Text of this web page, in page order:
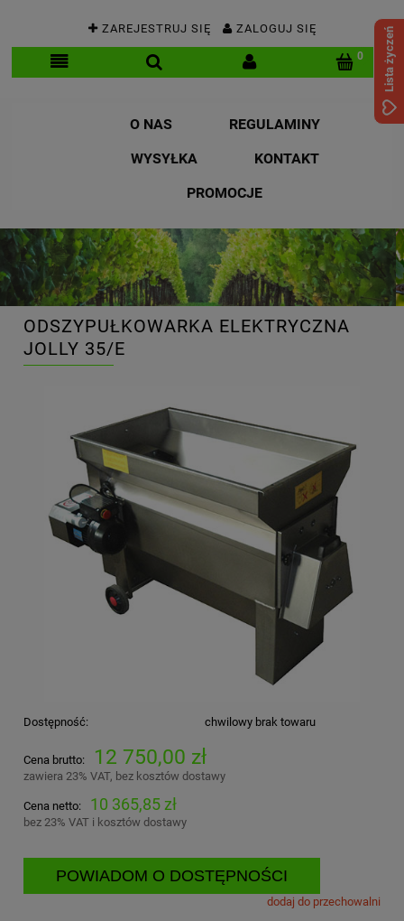
ZAREJESTRUJ SIĘ ZALOGUJ SIĘ
O NAS
REGULAMINY
WYSYŁKA
KONTAKT
PROMOCJE
ODSZYPUŁKOWARKA ELEKTRYCZNA
JOLLY 35/E
Dostępność: chwilowy brak towaru
Cena brutto: 12 750,00 zł
zawiera 23% VAT, bez kosztów dostawy
Cena netto: 10 365,85 zł
bez 23% VAT i kosztów dostawy
POWIADOM O DOSTĘPNOŚCI
dodaj do przechowalni
Lista życzeń